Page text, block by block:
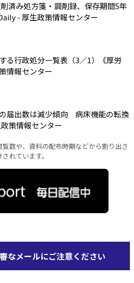
剤済み処方箋・調剤録、保存期間5年
- 厚生政策情報センター
る行政処分一覧表（3／1）《厚労
情報センター
届出数は減少傾向 病床機能の転換
策情報センター
数や、資料の配布時期などから割り出さ
れています。
なメールにご注意ください